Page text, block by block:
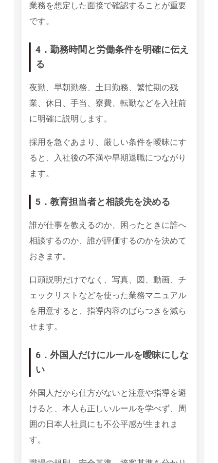
業務を想定した面接で確認することが重要
です。
4．勤務時間と労働条件を明確に伝え
る
夜勤、早朝勤務、土日勤務、繁忙期の残
業、休日、手当、寮費、転勤などを入社前
に明確に説明します。
採用を急ぐあまり、厳しい条件を曖昧にす
ると、入社後の不満や早期退職につながり
ます。
5．教育担当者と相談先を決める
誰が仕事を教えるのか、困ったときに誰へ
相談するのか、誰が評価するのかを決めて
おきます。
口頭説明だけでなく、写真、図、動画、チ
ェックリストなどを使った業務マニュアル
を用意すると、指導内容のばらつきを減ら
せます。
6．外国人だけにルールを曖昧にしな
い
外国人だから仕方がないと注意や指導を避
けると、本人も正しいルールを学べず、周
囲の日本人社員にも不公平感が生まれま
す。